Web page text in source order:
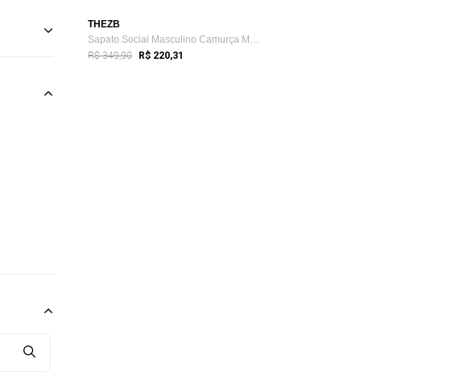
THEZB
Sapato Social Masculino Camurça Mocassim...
R$ 349,90 R$ 220,31